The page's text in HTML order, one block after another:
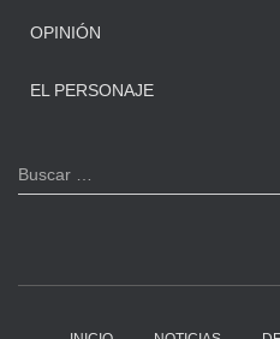
OPINIÓN
EL PERSONAJE
B
u
Buscar …